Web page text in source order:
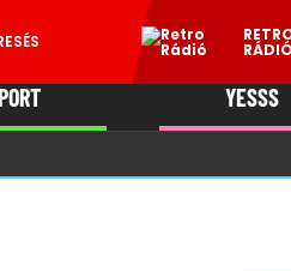
RÁDIÓ
YESSS